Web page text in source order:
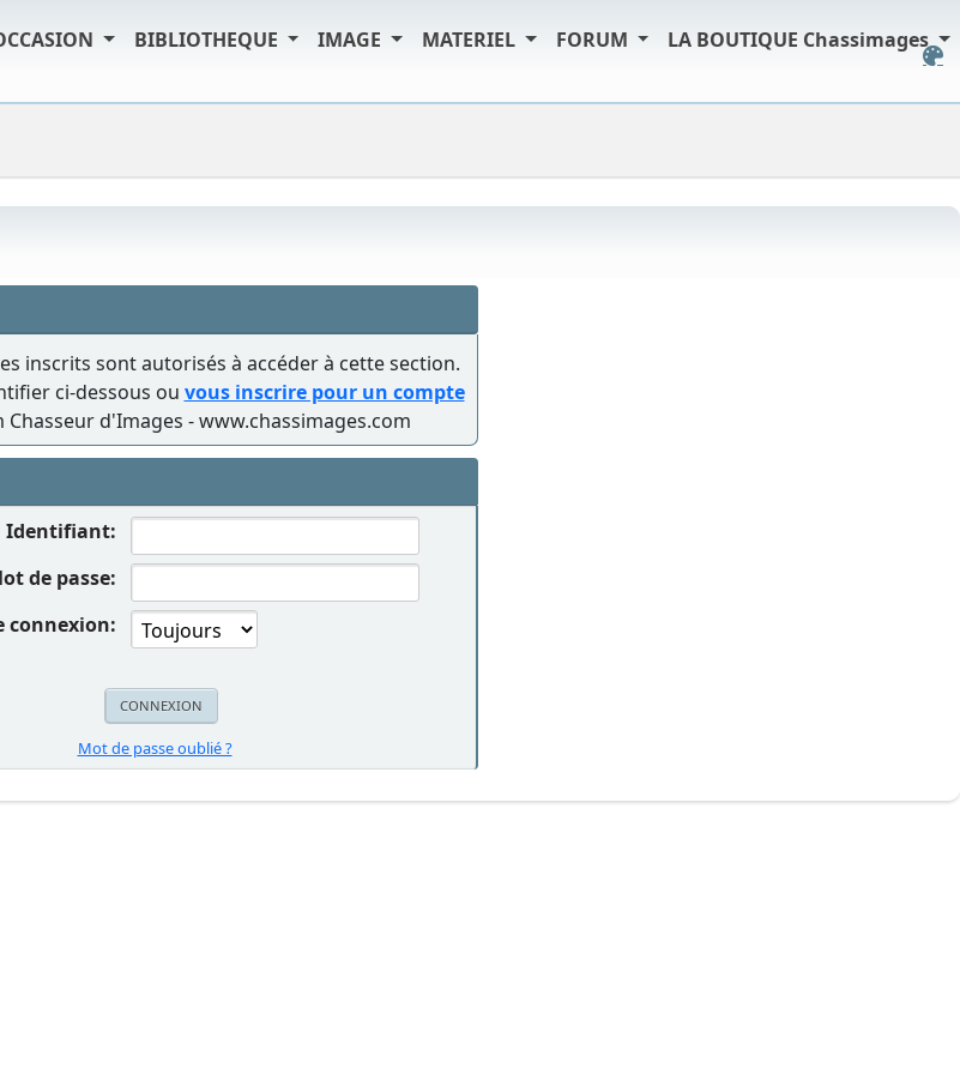
BIBLIOTHEQUE IMAGE MATERIEL FORUM LA BOUTIQUE Chassimages
inscrits sont autorisés à accéder à cette section.
ci-dessous ou vous inscrire pour un compte
Chasseur d'Images - www.chassimages.com
Identifiant:
de passe:
connexion:
Mot de passe oublié ?